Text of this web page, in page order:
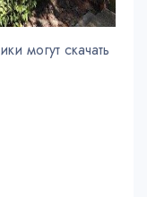
могут скачать